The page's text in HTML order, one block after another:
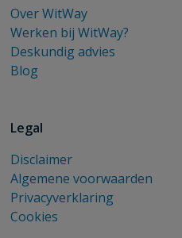
Over WitWay
Werken bij WitWay?
Deskundig advies
Blog
Legal
Disclaimer
Algemene voorwaarden
Privacyverklaring
Cookies